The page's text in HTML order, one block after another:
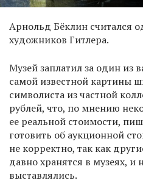
Арнольд Бёклин считался
художников Гитлера.
Музей заплатил за один из
самой известной картины
символиста из частной
рублей, что, по мнению
ее реальной стоимости,
готовить об аукционной
не корректно, так как
давно хранятся в музеях, и
выставлялись.